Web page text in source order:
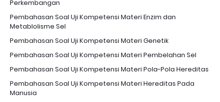
Perkembangan
Pembahasan Soal Uji Kompetensi Materi Enzim dan
Metablolisme Sel
Pembahasan Soal Uji Kompetensi Materi Genetik
Pembahasan Soal Uji Kompetensi Materi Pembelahan Sel
Pembahasan Soal Uji Kompetensi Materi Pola-Pola Hereditas
Pembahasan Soal Uji Kompetensi Materi Hereditas Pada
Manusia